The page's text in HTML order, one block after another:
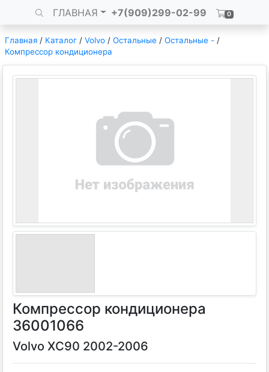
ГЛАВНАЯ +7(909)299-02-99 0
Главная / Каталог / Volvo / Остальные / Остальные - /
Компрессор кондиционера
Компрессор кондиционера
36001066
Volvo XC90 2002-2006